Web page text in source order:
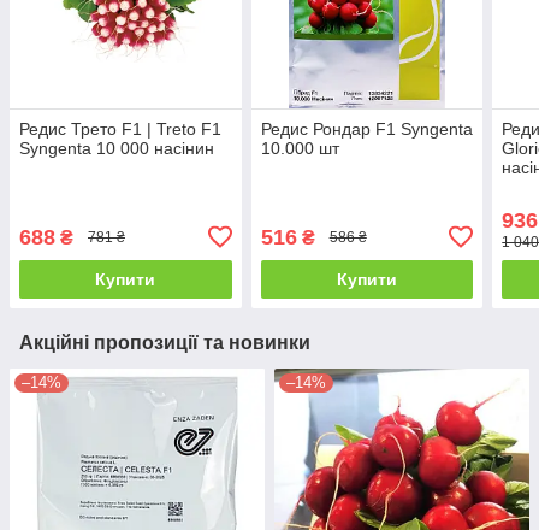
Редис Трето F1 | Treto F1
Syngenta 10 000 насінин
688 ₴ 781 ₴
Купити
Редис Рондар F1 Syngenta
10.000 шт
516₴ 586 ₴
Купити
936
1
Акційні пропозиції та новинки
–14% –14%